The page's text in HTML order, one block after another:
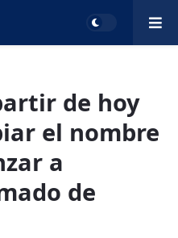
de hoy
el nombre
a
de